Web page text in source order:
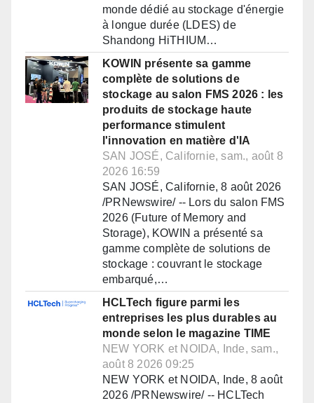
monde dédié au stockage d'énergie
à longue durée (LDES) de
Shandong HiTHIUM…
KOWIN présente sa gamme
complète de solutions de
stockage au salon FMS 2026 : les
produits de stockage haute
performance stimulent
l'innovation en matière d'IA
SAN JOSÉ, Californie, sam., août 8
2026 16:59
SAN JOSÉ, Californie, 8 août 2026
/PRNewswire/ -- Lors du salon FMS
2026 (Future of Memory and
Storage), KOWIN a présenté sa
gamme complète de solutions de
stockage : couvrant le stockage
embarqué,…
HCLTech figure parmi les
entreprises les plus durables au
monde selon le magazine TIME
NEW YORK et NOIDA, Inde, sam.,
août 8 2026 09:25
NEW YORK et NOIDA, Inde, 8 août
2026 /PRNewswire/ -- HCLTech